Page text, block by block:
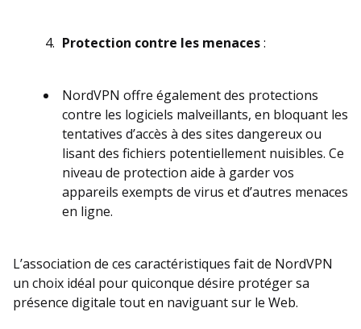
Protection contre les menaces:
NordVPN offre également des protections
contre les logiciels malveillants, en bloquant les
tentatives d’accès à des sites dangereux ou
lisant des fichiers potentiellement nuisibles. Ce
niveau de protection aide à garder vos
appareils exempts de virus et d’autres menaces
en ligne.
L’association de ces caractéristiques fait de NordVPN
un choix idéal pour quiconque désire protéger sa
présence digitale tout en naviguant sur le Web.